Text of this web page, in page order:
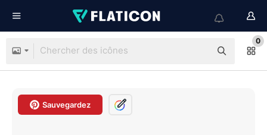
0
Sauvegardez